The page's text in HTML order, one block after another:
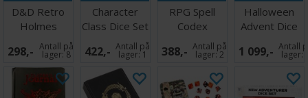
D&D Retro
Holmes
Replica Dice
Set
298,- Antall på
lager:8
Character
Class Dice Set
- Warlock
422,- Antall på
lager:1
RPG Spell
Codex
Portfolio
Blood Red
388,- Antall på
lager:2
Halloween
Advent Dice
Calendar
1 099,- Antall
lager: